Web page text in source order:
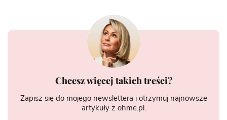
Chcesz więcej takich treści?
Zapisz się do mojego newslettera i otrzymuj najnowsze
artykuły z ohme.pl.